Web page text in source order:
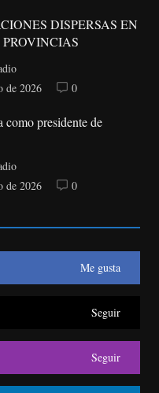
DISPERSAS EN
de 2026
0
como presidente de
de 2026
0
Me gusta
Seguir
Seguir